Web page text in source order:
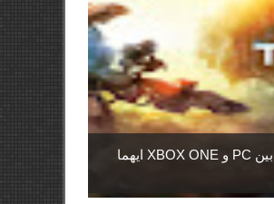
لعبة Titanfall مقارنة بين PC و XBOX ONE ايهما